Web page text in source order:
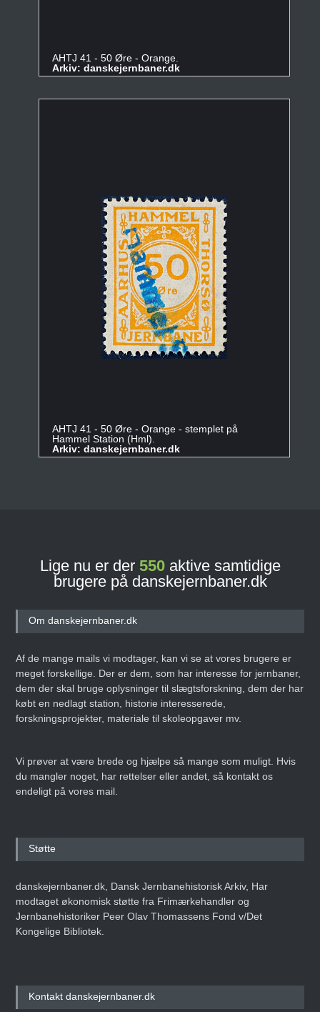
AHTJ 41 - 50 Øre - Orange.
Arkiv: danskejernbaner.dk
AHTJ 41 - 50 Øre - Orange - stemplet på
Hammel Station (Hml).
Arkiv: danskejernbaner.dk
Lige nu er der 550aktive samtidige
brugere på danskejernbaner.dk
Om danskejernbaner.dk
Af de mange mails vi modtager, kan vi se at vores brugere er
meget forskellige. Der er dem, som har interesse for jernbaner,
dem der skal bruge oplysninger til slægtsforskning, dem der har
købt en nedlagt station, historie interesserede,
forskningsprojekter, materiale til skoleopgaver mv.
Vi prøver at være brede og hjælpe så mange som muligt. Hvis
du mangler noget, har rettelser eller andet, så kontakt os
endeligt på vores mail.
Støtte
danskejernbaner.dk, Dansk Jernbanehistorisk Arkiv, Har
modtaget økonomisk støtte fra Frimærkehandler og
Jernbanehistoriker Peer Olav Thomassens Fond v/Det
Kongelige Bibliotek.
Kontakt danskejernbaner.dk